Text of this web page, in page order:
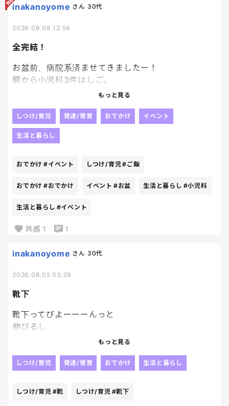
かったかもなぁ。笑
全完結！
inakanoyome さん 30代
2026.08.08 12:54
お盆前、病院系済ませてきましたー！
朝から小児科3件はしご。
なんか工事も兼ねて長期の休みになってた‥
とまぁガクッもあったけど
済ませたいことは全部済ませられて
あとは盆中に
今日済ませてきたのは
全部長男関連だったから
午後に入れていた予定も長男とのイベント参加。
こんなに２人で過ごしたけど
なんか、、、、、なんとも言えない気持ちになった
🥹
ほんと、普段の反抗が
甘えたいだけなのかなって思うと
嬉しさ爆誕と同じくらい
あの時間をむなしく感じて。
一度もぶつかることなく今日を終えられて
そして今日の長男の日記は
もっと見る
しつけ/育児 発達/発育 おでかけ イベント
生活と暮らし
おでかけ #イベント しつけ/育児#ご飯
おでかけ #おでかけ イベント #お盆 生活と暮らし #小児科
生活と暮らし #イベント
共感 1 1
靴下
inakanoyome さん 30代
2026.08.05 03:29
靴下ってびよーーーんっと
伸びるし
気づきにくいんだけど、
かかとの位置が
もっと見る
しつけ/育児 発達/発育 おでかけ 生活と暮らし
しつけ/育児 #靴 しつけ/育児 #靴下